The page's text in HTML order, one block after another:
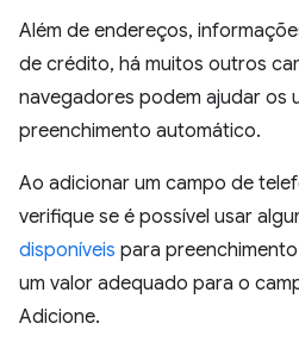
Além de endereços,
de crédito, há muitos outros
navegadores podem ajudar os
preenchimento automático.
Ao adicionar um campo de
verifique se é possível usar
disponíveis para
um valor adequado para o
Adicione.